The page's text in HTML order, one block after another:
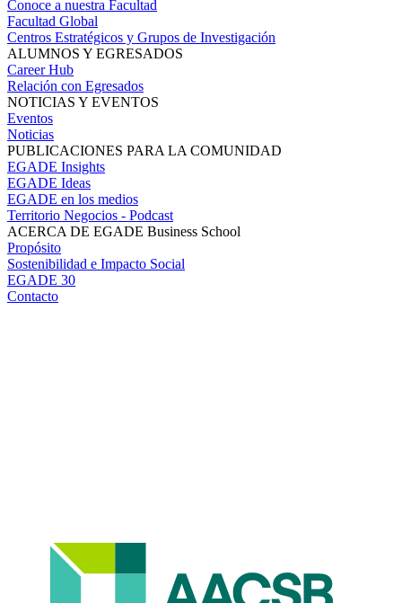
Conoce a nuestra Facultad
Facultad Global
Centros Estratégicos y Grupos de Investigación
ALUMNOS Y EGRESADOS
Career Hub
Relación con Egresados
NOTICIAS Y EVENTOS
Eventos
Noticias
PUBLICACIONES PARA LA COMUNIDAD
EGADE Insights
EGADE Ideas
EGADE en los medios
Territorio Negocios - Podcast
ACERCA DE EGADE Business School
Propósito
Sostenibilidad e Impacto Social
EGADE 30
Contacto